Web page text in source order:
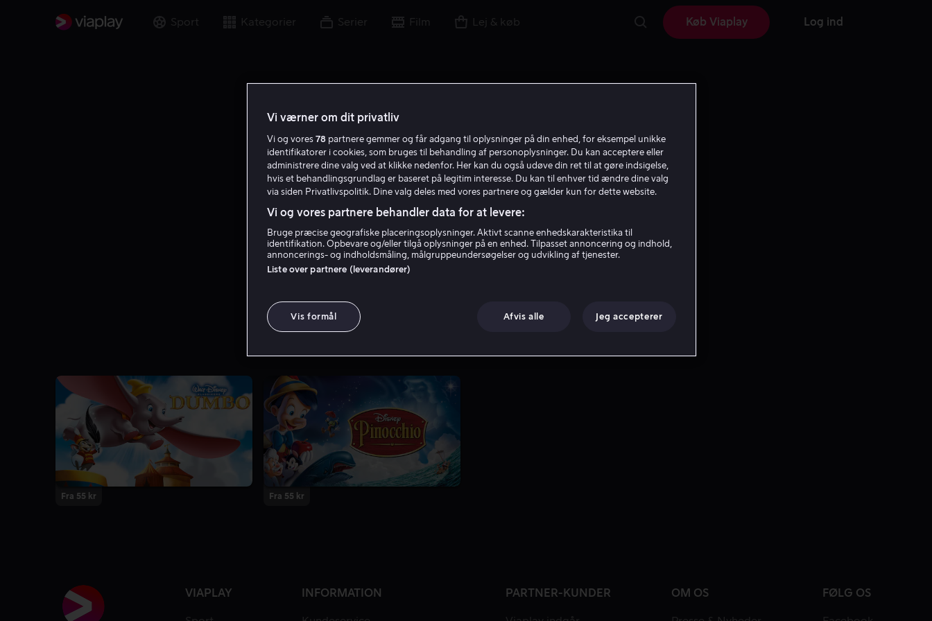
Sport Kategorier Serier Film Lej & køb Køb Viaplay Log ind
B S
Ben Sharpsteen
Fra 55 kr Fra 55 kr
VIAPLAY INFORMATION PARTNER-KUNDER OM OS FØLG OS
Vi værner om dit privatliv
Vi og vores 78 partnere gemmer og får adgang til oplysninger på din enhed, for eksempel unikke
identifikatorer i cookies, som bruges til behandling af personoplysninger. Du kan acceptere eller
administrere dine valg ved at klikke nedenfor. Her kan du også udøve din ret til at gøre indsigelse,
hvis et behandlingsgrundlag er baseret på legitim interesse. Du kan til enhver tid ændre dine valg
via siden Privatlivspolitik. Dine valg deles med vores partnere og gælder kun for dette website.
Vi og vores partnere behandler data for at levere:
Bruge præcise geografiske placeringsoplysninger. Aktivt scanne enhedskarakteristika til
identifikation. Opbevare og/eller tilgå oplysninger på en enhed. Tilpasset annoncering og indhold,
annoncerings- og indholdsmåling, målgruppeundersøgelser og udvikling af tjenester.
Liste over partnere (leverandører)
Vis formål Afvis alle Jeg accepterer